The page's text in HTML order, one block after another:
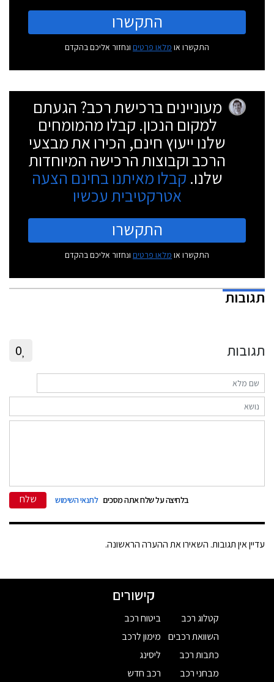
התקשרו
התקשרו או מלאו פרטים ונחזור אליכם בהקדם
מעוניינים ברכישת רכב? הגעתם
למקום הנכון. קבלו מהמומחים
שלנו ייעוץ חינם, הכירו את מבצעי
הרכב וקבוצות הרכישה המיוחדות
שלנו. קבלו מאיתנו בחינם הצעה
אטרקטיבית עכשיו
התקשרו
התקשרו או מלאו פרטים ונחזור אליכם בהקדם
תגובות
תגובות 0
בלחיצה על שלח אתה מסכים לתנאי השימוש שלח
עדיין אין תגובות. השאירו את ההערה הראשונה.
קישורים
קטלוג רכב
השוואת רכבים
כתבות רכב
מבחני רכב
ביטוח רכב
מימון לרכב
ליסינג
רכב חדש